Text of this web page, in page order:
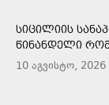
ᲡᲘᲪᲘᲚᲘᲘᲡ
ᲬᲘᲜᲐᲜᲓᲔᲚᲘ
10 აგვისტო, 2026